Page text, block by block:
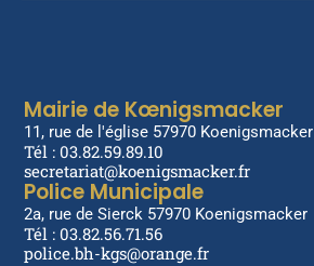
Mairie de Kœnigsmacker
11, rue de l'église 57970 Koenigsmacker
Tél : 03.82.59.89.10
secretariat@koenigsmacker.fr
Police Municipale
2a, rue de Sierck 57970 Koenigsmacker
Tél : 03.82.56.71.56
police.bh-kgs@orange.fr